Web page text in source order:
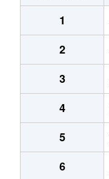
1
2
3
4
5
6